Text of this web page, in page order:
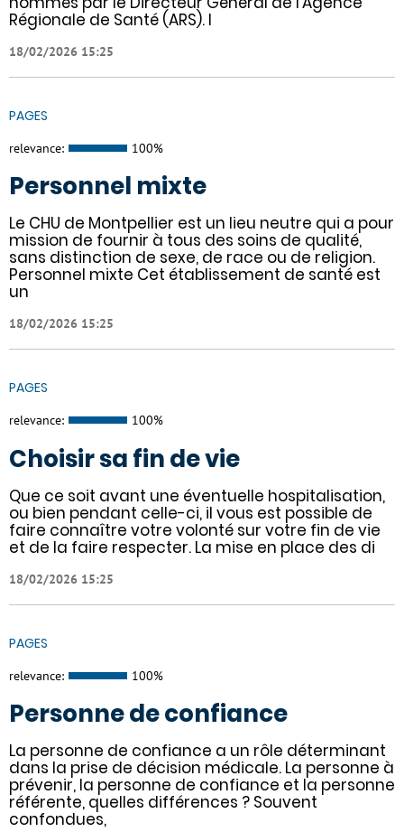
Régionale de Santé (ARS). I
18/02/2026 15:25
PAGES
relevance: 100%
Personnel mixte
Le CHU de Montpellier est un lieu neutre qui a pour
mission de fournir à tous des soins de qualité,
sans distinction de sexe, de race ou de religion.
Personnel mixte Cet établissement de santé est
un
18/02/2026 15:25
PAGES
relevance: 100%
Choisir sa fin de vie
Que ce soit avant une éventuelle hospitalisation,
ou bien pendant celle-ci, il vous est possible de
faire connaître votre volonté sur votre fin de vie
et de la faire respecter. La mise en place des di
18/02/2026 15:25
PAGES
relevance: 100%
Personne de confiance
La personne de confiance a un rôle déterminant
dans la prise de décision médicale. La personne à
prévenir, la personne de confiance et la personne
référente, quelles différences ? Souvent
confondues,